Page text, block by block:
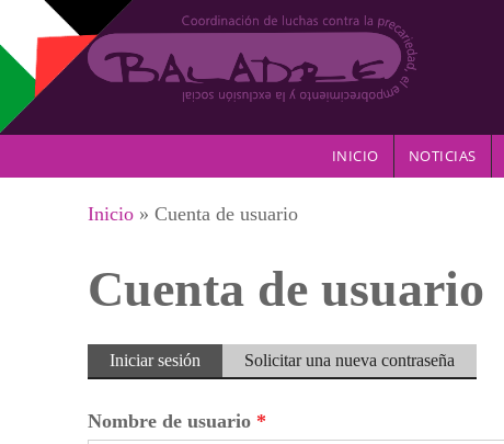
Pasar al contenido principal
INICIO NOTICIAS
Se encuentra usted aquí
Inicio » Cuenta de usuario
Cuenta de usuario
Solapas principales
Iniciar sesión (solapaSolicitar una nueva contraseña
Nombre de usuario *